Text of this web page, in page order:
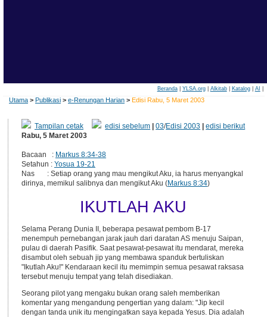
Beranda| YLSA.org| Alkitab| Katalog| AI
Utama > Publikasi > e-Renungan Harian > Edisi Rabu, 5 Maret 2003
Tampilan cetak edisi sebelum |03/Edisi 2003 |edisi berikut
Rabu, 5 Maret 2003
Bacaan : Markus 8:34-38
Setahun : Yosua 19-21
Nas : Setiap orang yang mau mengikut Aku, ia harus menyangkal
dirinya, memikul salibnya dan mengikut Aku (Markus 8:34)
IKUTLAH AKU
Selama Perang Dunia II, beberapa pesawat pembom B-17
menempuh pernebangan jarak jauh dari daratan AS menuju Saipan,
pulau di daerah Pasifik. Saat pesawat-pesawat itu mendarat, mereka
disambut oleh sebuah jip yang membawa spanduk bertuliskan
"Ikutlah Aku!" Kendaraan kecil itu memimpin semua pesawat raksasa
tersebut menuju tempat yang telah disediakan.
Seorang pilot yang mengaku bukan orang saleh memberikan
komentar yang mengandung pengertian yang dalam: "Jip kecil
dengan tanda unik itu mengingatkan saya kepada Yesus. Dia adalah